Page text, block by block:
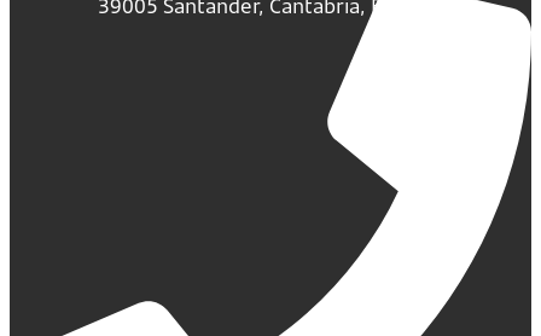
39005 Santander, Cantabria, España.